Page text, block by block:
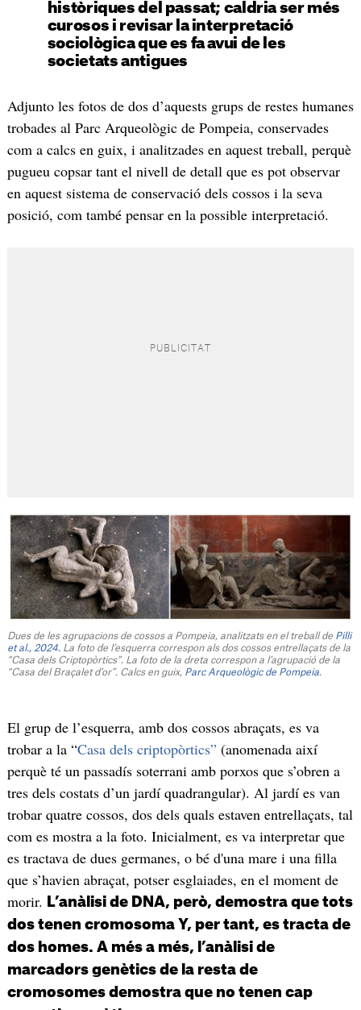
històriques del passat; caldria ser més
curosos i revisar la interpretació
sociològica que es fa avui de les
societats antigues
Adjunto les fotos de dos d’aquests grups de restes humanes
trobades al Parc Arqueològic de Pompeia, conservades
com a calcs en guix, i analitzades en aquest treball, perquè
pugueu copsar tant el nivell de detall que es pot observar
en aquest sistema de conservació dels cossos i la seva
posició, com també pensar en la possible interpretació.
Dues de les agrupacions de cossos a Pompeia, analitzats en el treball de Pilli
et al., 2024.La foto de l’esquerra correspon als dos cossos entrellaçats de la
“Casa dels Criptopòrtics”. La foto de la dreta correspon a l’agrupació de la
“Casa del Braçalet d’or”. Calcs en guix, Parc Arqueològic de Pompeia.
El grup de l’esquerra, amb dos cossos abraçats, es va
trobar a la “Casa dels criptopòrtics”(anomenada així
perquè té un passadís soterrani amb porxos que s’obren a
tres dels costats d’un jardí quadrangular). Al jardí es van
trobar quatre cossos, dos dels quals estaven entrellaçats, tal
com es mostra a la foto. Inicialment, es va interpretar que
es tractava de dues germanes, o bé d'una mare i una filla
que s’havien abraçat, potser esglaiades, en el moment de
morir.
L’anàlisi de DNA, però, demostra que tots
dos tenen cromosoma Y, per tant, es tracta de
dos homes. A més a més, l’anàlisi de
marcadors genètics de la resta de
cromosomes demostra que no tenen cap